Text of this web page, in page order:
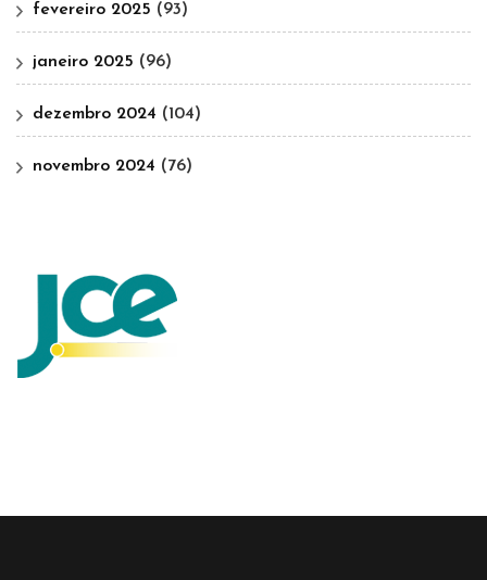
fevereiro 2025 (93)
janeiro 2025 (96)
dezembro 2024 (104)
novembro 2024 (76)